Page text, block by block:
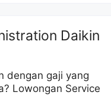
Daikin
dengan gaji yang
Lowongan Service